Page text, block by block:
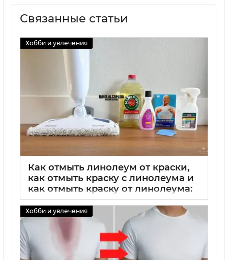
Связанные статьи
Хобби и увлечения
Как отмыть линолеум от краски,
как отмыть краску с линолеума и
как отмыть краску от линолеума:
простые и эффективные способы
очистки
Хобби и увлечения